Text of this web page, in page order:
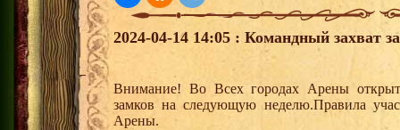
2024-04-14 14:05 : Командный захват
Внимание! Во Всех городах Арены
замков на следующую неделю.Правила
Арены.